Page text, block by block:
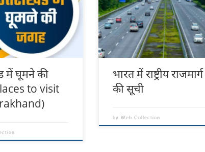
पहाड़, पवित्र चार धाम
गंगोत्री और यमनोत्री
देखने को मिलते हैं।
में घूमने की
to visit
India भारत में राष्ट्रीय राजमार्ग की
List of Important National
Highways in India
भारत में राष्ट्रीय राजमार्ग
की सूची
byWeb Collection